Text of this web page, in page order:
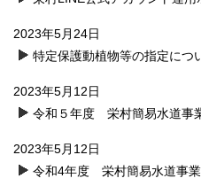
2023年5月24日
特定保護動植物等の指定につ
2023年5月12日
令和５年度 栄村簡易水道事
2023年5月12日
令和4年度 栄村簡易水道事